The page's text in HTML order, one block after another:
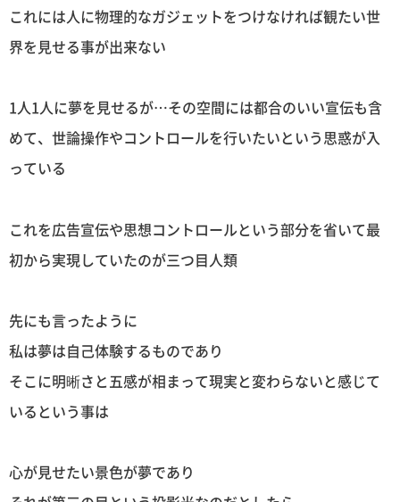
これには人に物理的なガジェットをつけなければ観たい世
界を見せる事が出来ない
1人1人に夢を見せるが…その空間には都合のいい宣伝も含
めて、世論操作やコントロールを行いたいという思惑が入
っている
これを広告宣伝や思想コントロールという部分を省いて最
初から実現していたのが三つ目人類
先にも言ったように
私は夢は自己体験するものであり
そこに明晰さと五感が相まって現実と変わらないと感じて
いるという事は
心が見せたい景色が夢であり